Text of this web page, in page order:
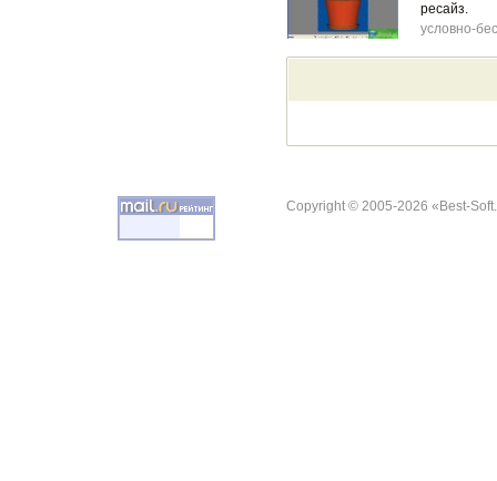
ресайз.
условно-
Copyright © 2005-2026 «Best-